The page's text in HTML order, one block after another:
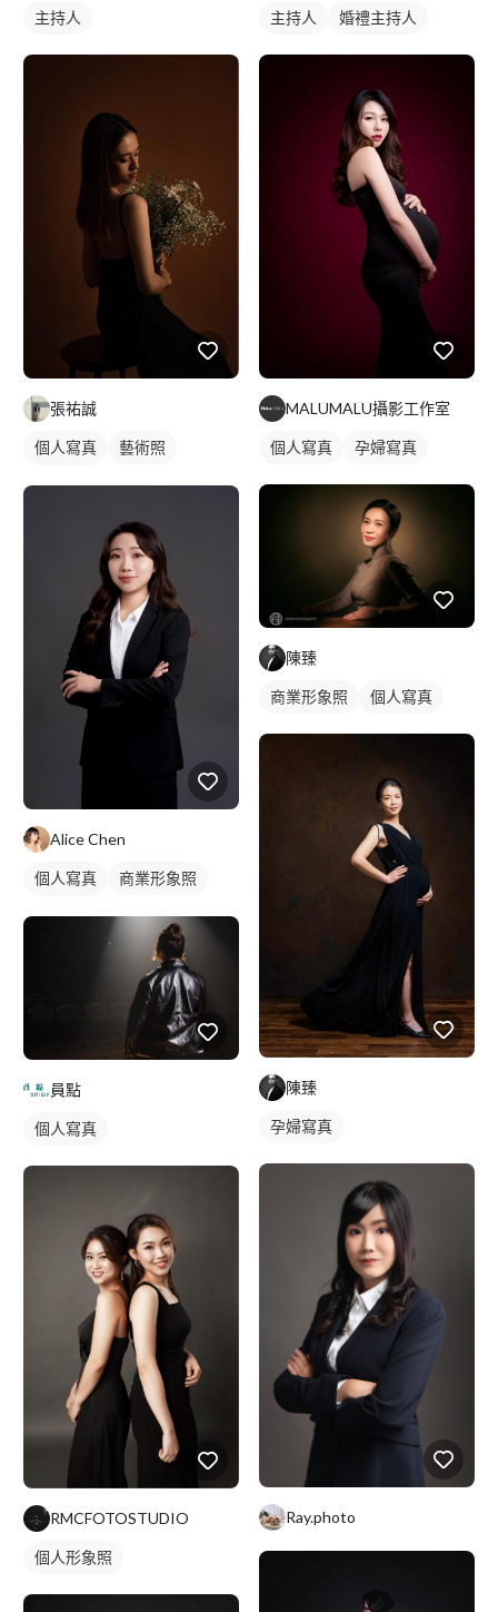
主持人
張祐誠
個人寫真
藝術照
Alice Chen
個人寫真
商業形象照
員點
個人寫真
RMCFOTOSTUDIO
個人形象照
主持人 婚禮主持人
MALUMALU攝影工作室
個人寫真 孕婦寫真
陳臻
商業形象照 個人寫真
陳臻
孕婦寫真
Ray.photo